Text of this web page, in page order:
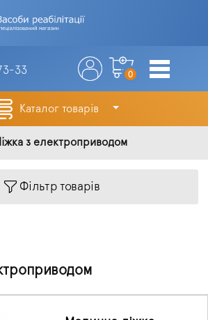
33 0
Каталог товарів
з електроприводом
Фільтр товарів